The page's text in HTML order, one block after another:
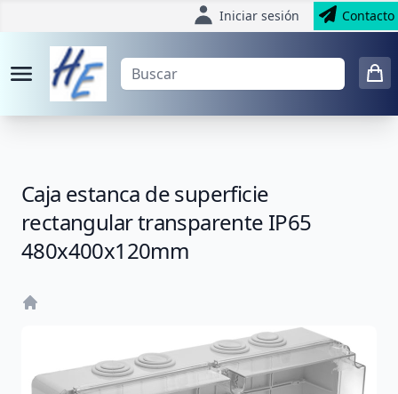
Iniciar sesión Contacto
Caja estanca de superficie
rectangular transparente IP65
480x400x120mm